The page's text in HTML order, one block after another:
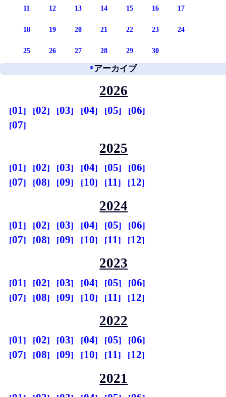
11 12 13 14 15 16 17
18 19 20 21 22 23 24
25 26 27 28 29 30
*アーカイブ
2026
01 02 03 04 05
06
07
2025
01 02 03 04 05
06
07
08 09 10 11 12
2024
01 02 03 04 05
06
07
08 09 10 11 12
2023
01 02 03 04 05
06
07
08 09 10 11 12
2022
01 02 03 04 05
06
07
08 09 10 11 12
2021